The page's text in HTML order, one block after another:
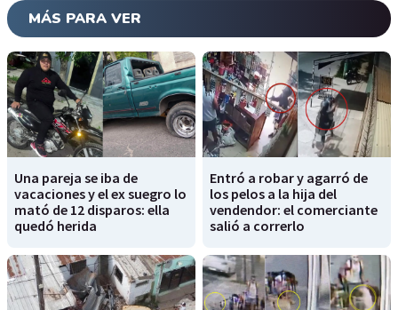
MÁS PARA VER
Una pareja se iba de
vacaciones y el ex suegro lo
mató de 12 disparos: ella
quedó herida
Entró a robar y agarró de
los pelos a la hija del
vendendor: el comerciante
salió a correrlo